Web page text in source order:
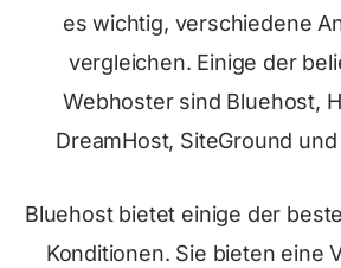
es wichtig, verschiedene
vergleichen. Einige der
Webhoster sind Bluehost,
DreamHost, SiteGround und
Bluehost bietet einige der
Konditionen. Sie bieten eine